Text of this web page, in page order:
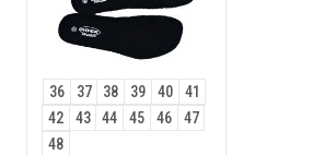
36 37 38 39 40
41
42
43 44 45 46
47
48